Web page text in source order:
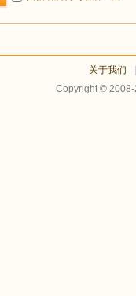
关于我们
Copyright ©